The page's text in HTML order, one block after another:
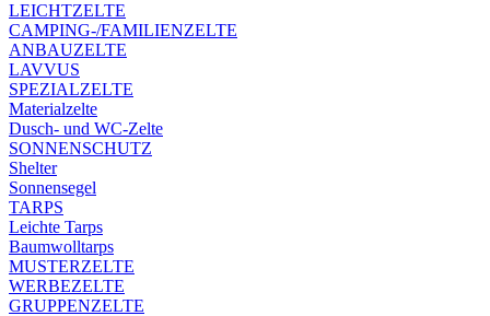
LEICHTZELTE
CAMPING-/FAMILIENZELTE
ANBAUZELTE
LAVVUS
SPEZIALZELTE
Materialzelte
Dusch- und WC-Zelte
SONNENSCHUTZ
Shelter
Sonnensegel
TARPS
Leichte Tarps
Baumwolltarps
MUSTERZELTE
WERBEZELTE
GRUPPENZELTE